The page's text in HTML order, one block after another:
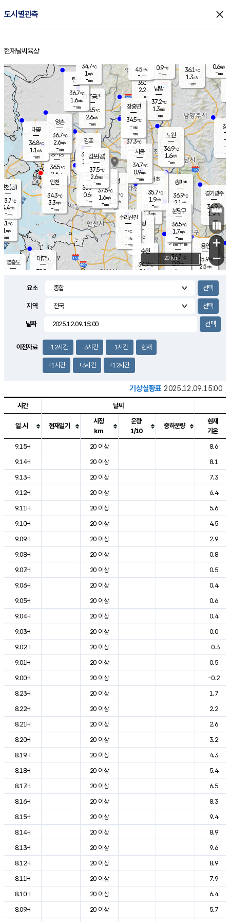
도시별관측 close
홈
현재날씨 육상
의도
℃
m/s
mm
영흥도
양주
35.2℃
2.2
-mm
과천
35.9℃
1.3m/s
- mm
용인
35.9℃
2.5m/s
경기광주
34.9℃
1.9m/s
-mm
1.7m/s
대부도
35.5
경서동
36.5℃
2.6 m/s
-mm
파주금촌
36.5℃
2.6m/s
-mm
36.1℃
1.3m/s
-mm
대곶
36.8℃
1.1 m/s
-mm
창
-
-m/
-
탄현
36.7℃
1.6m/s
-mm
0.6m/s
-mm
의왕
- ℃
m/s
mm
김포
37.7℃
1.1 m/s
mm
광명
37.5 ℃
1.5 m/s
-mm
부천
35.7℃
0.6m/s
-mm
양촌
36.7℃
2.6m/s
-mm
구로
37.5℃
1.6m/s
-mm
은평
37.3℃
1.2 m/s
- mm
노원
36.9℃
1.6m/s
-mm
송파*
36.9℃
2.1 m/s
-mm
서초
35.7℃
1.9m/s
-mm
남방
37.2℃
1.3m/s
-mm
기흥구갈
36.7℃
0.9m/s
-
수리산길
-℃
-m/s
-mm
분당구
36.5℃
1.7m/s
-mm
장흥면
34.5℃
-m/s
-mm
4.5m/s
-mm
인천(공)
33.7℃
4.4m/s
-mm
김포(공)
37.5℃
2.6m/s
-mm
수원
34.9℃
2.1 m/s
인천
34.3℃
3.3m/s
-mm
서울
34.7℃
0.9m/s
-mm
34.7℃
1 m/s
-mm
0.9m/s
-mm
+
−
20 km
요소
지역
날짜
이전자료 -12시간 -3시간 -1시간 현재
+1시간 +3시간 +12시간
기상실황표 2025.12.09.15:00
도시별 기상실황표로 지점, 날씨, 기온, 강수, 바람, 기압등을 안내한 표입
시간 날씨
일.시 현재일기
시정
km
운량
1/10
중하운량
현재
기온
9.15H
20 이상
8.6
9.14H
20 이상
8.1
9.13H
20 이상
7.3
9.12H
20 이상
6.4
9.11H
20 이상
5.6
9.10H
20 이상
4.5
9.09H
20 이상
2.9
9.08H
20 이상
0.8
9.07H
20 이상
0.5
9.06H
20 이상
0.4
9.05H
20 이상
0.6
9.04H
20 이상
0.4
9.03H
20 이상
0.0
9.02H
20 이상
-0.3
9.01H
20 이상
0.5
9.00H
20 이상
-0.2
8.23H
20 이상
1.7
8.22H
20 이상
2.2
8.21H
20 이상
2.6
8.20H
20 이상
3.2
8.19H
20 이상
4.3
8.18H
20 이상
5.4
8.17H
20 이상
6.5
8.16H
20 이상
8.3
8.15H
20 이상
9.4
8.14H
20 이상
8.9
8.13H
20 이상
9.6
8.12H
20 이상
8.9
8.11H
20 이상
7.9
8.10H
20 이상
6.4
8.09H
20 이상
5.7